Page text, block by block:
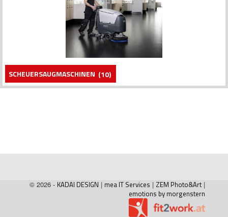
SCHEUERSAUGMASCHINEN (10)
© 2026 - KADAI DESIGN | mea IT Services | ZEM Photo&Art |
emotions by morgenstern